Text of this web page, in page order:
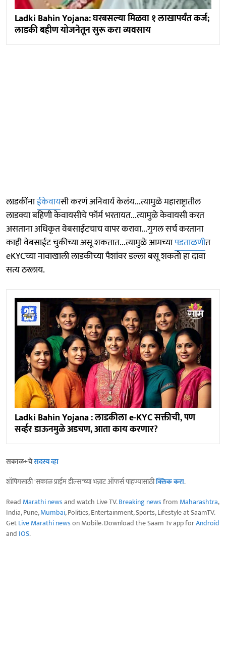
Ladki Bahin Yojana: घरबसल्या मिळवा १ लाखापर्यंत कर्ज;
लाडकी बहीण योजनेतून सुरू करा व्यवसाय
लाडकींनाईकेवायसी करणं अनिवार्य केलंय...त्यामुळे महाराष्ट्रातील
लाडक्या बहिणी केवायसीचे फॉर्म भरतायत...त्यामुळे केवायसी करत
असताना अधिकृत वेबसाईटचाच वापर करावा...गुगल सर्च करताना
काही वेबसाईट चुकीच्या असू शकतात...त्यामुळे आमच्यापडताळणीत
eKYCच्या नावाखाली लाडकीच्या पैशांवर डल्ला बसू शकतो हा दावा
सत्य ठरलाय.
Ladki Bahin Yojana : लाडकीला e-KYC सक्तीची, पण
सर्व्हर डाऊनमुळे अडचण, आता काय करणार?
सकाळ+चेसदस्य व्हा
शॉपिंगसाठी 'सकाळ प्राईम डील्स'च्या भन्नाट ऑफर्स पाहण्यासाठीक्लिक करा.
Read Marathi newsand watch Live TV.Breaking newsfrom Maharashtra,
India, Pune,Mumbai, Politics, Entertainment, Sports, Lifestyle at SaamTV.
GetLive Marathi newson Mobile. Download the Saam Tv app forAndroid
and IOS.